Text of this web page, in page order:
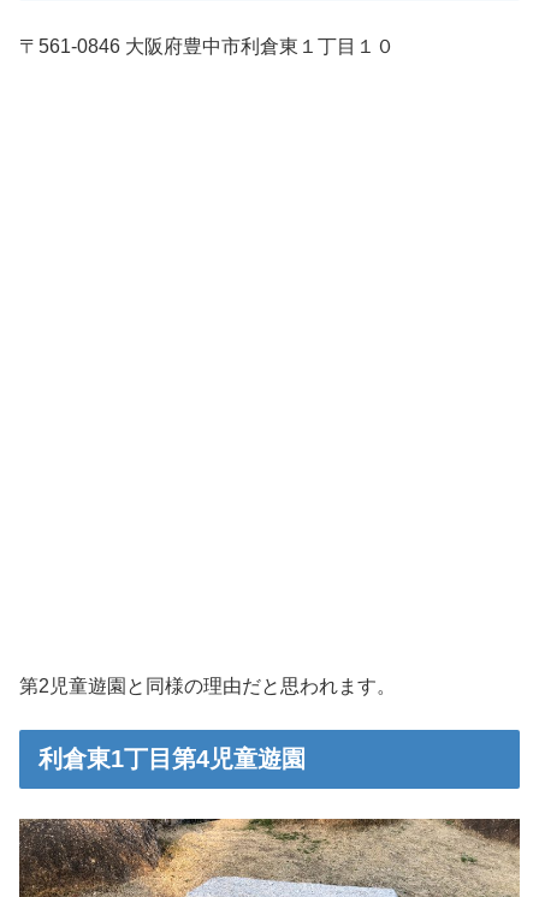
〒561-0846 大阪府豊中市利倉東１丁目１０
第2児童遊園と同様の理由だと思われます。
利倉東1丁目第4児童遊園